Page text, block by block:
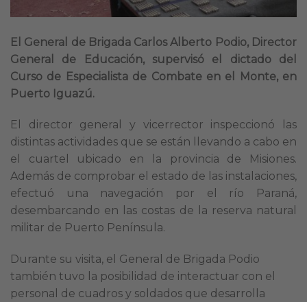
El General de Brigada Carlos Alberto Podio, Director
General de Educación, supervisó el dictado del
Curso de Especialista de Combate en el Monte, en
Puerto Iguazú.
El director general y vicerrector inspeccionó las
distintas actividades que se están llevando a cabo en
el cuartel ubicado en la provincia de Misiones.
Además de comprobar el estado de las instalaciones,
efectuó una navegación por el río Paraná,
desembarcando en las costas de la reserva natural
militar de Puerto Península.
Durante su visita, el General de Brigada Podio
también tuvo la posibilidad de interactuar con el
personal de cuadros y soldados que desarrolla